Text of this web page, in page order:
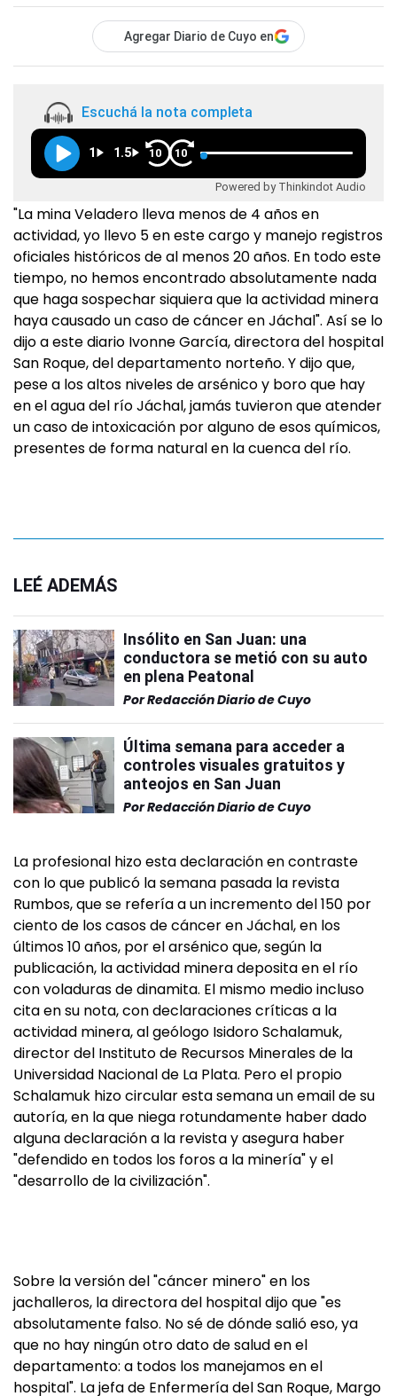
Agregar Diario de Cuyo en
Escuchá la nota completa
1 1.5 10 10
Powered by Thinkindot Audio
"La mina Veladero lleva menos de 4 años en
actividad, yo llevo 5 en este cargo y manejo registros
oficiales históricos de al menos 20 años. En todo este
tiempo, no hemos encontrado absolutamente nada
que haga sospechar siquiera que la actividad minera
haya causado un caso de cáncer en Jáchal". Así se lo
dijo a este diario Ivonne García, directora del hospital
San Roque, del departamento norteño. Y dijo que,
pese a los altos niveles de arsénico y boro que hay
en el agua del río Jáchal, jamás tuvieron que atender
un caso de intoxicación por alguno de esos químicos,
presentes de forma natural en la cuenca del río.
LEÉ ADEMÁS
Insólito en San Juan: una
conductora se metió con su auto
en plena Peatonal
PorRedacción Diario de Cuyo
Última semana para acceder a
controles visuales gratuitos y
anteojos en San Juan
PorRedacción Diario de Cuyo
La profesional hizo esta declaración en contraste
con lo que publicó la semana pasada la revista
Rumbos, que se refería a un incremento del 150 por
ciento de los casos de cáncer en Jáchal, en los
últimos 10 años, por el arsénico que, según la
publicación, la actividad minera deposita en el río
con voladuras de dinamita. El mismo medio incluso
cita en su nota, con declaraciones críticas a la
actividad minera, al geólogo Isidoro Schalamuk,
director del Instituto de Recursos Minerales de la
Universidad Nacional de La Plata. Pero el propio
Schalamuk hizo circular esta semana un email de su
autoría, en la que niega rotundamente haber dado
alguna declaración a la revista y asegura haber
"defendido en todos los foros a la minería" y el
"desarrollo de la civilización".
Sobre la versión del "cáncer minero" en los
jachalleros, la directora del hospital dijo que "es
absolutamente falso. No sé de dónde salió eso, ya
que no hay ningún otro dato de salud en el
departamento: a todos los manejamos en el
hospital". La jefa de Enfermería del San Roque, Margo